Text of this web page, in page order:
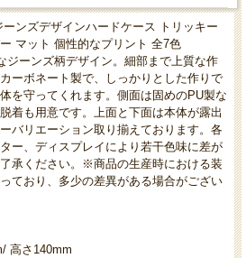
ンズデザインハードケース トリッキー
マット 個性的なプリント 全7色
ジーンズ柄デザイン。細部まで上質な作
ーボネート製で、しっかりとした作りで
を守ってくれます。側面は固めのPU製な
着も用意です。上面と下面は本体が露出
バリエーション取り揃えております。各
ー、ディスプレイにより若干色味に差が
承ください。※商品の生産時における装
ており、多少の差異がある場合がござい
高さ140mm